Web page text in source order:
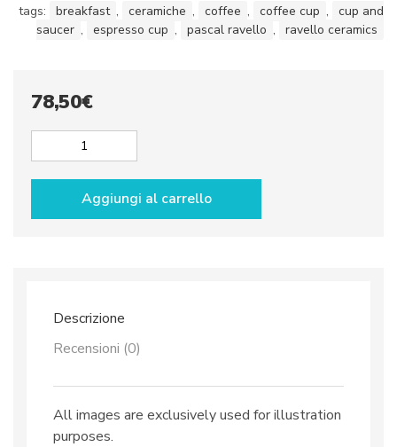
tags: breakfast , ceramiche , coffee , coffee cup ,
cup and
saucer , espresso cup , pascal ravello , ravello ceramics
78,50€
dec.
Aggiungi al carrello
Descrizione
Recensioni (0)
All images are exclusively used for illustration
purposes.